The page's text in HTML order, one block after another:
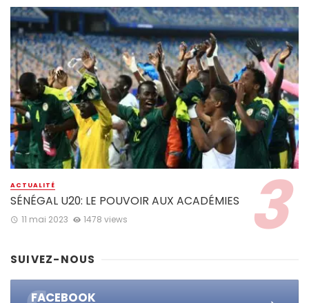
ACTUALITÉ
SÉNÉGAL U20: LE POUVOIR AUX ACADÉMIES
11 mai 2023 1478 views
SUIVEZ-NOUS
FACEBOOK